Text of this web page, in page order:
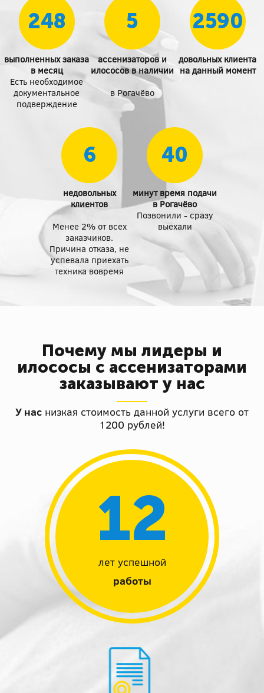
248
выполненных заказа
в месяц
Есть необходимое
документальное
подверждение
5
ассенизаторов и
илососов в наличии
в Рогачёво
2590
довольных клиента
на данный момент
6
недовольных
клиентов
Менее 2% от всех
заказчиков.
Причина отказа, не
успевала приехать
техника вовремя
40
минут время подачи
в Рогачёво
Позвонили - сразу
выехали
Почему мы лидеры и
илососы с ассенизаторами
заказывают у нас
У нас низкая стоимость данной услуги всего от
1200 рублей!
12
лет успешной
работы